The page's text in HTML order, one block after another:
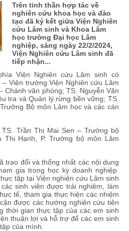
Trên tinh thần hợp tác về
nghiên cứu khoa học và đào
tạo đã ký kết giữa Viện Nghiên
cứu Lâm sinh và Khoa Lâm
học trường Đại học Lâm
nghiệp, sáng ngày 22/2/2024,
Viện Nghiên cứu Lâm sinh đã
tiếp nhận...
Viện Nghiên cứu Lâm sinh có
– Viện trưởng Viện Nghiên cứu Lâm
Chánh văn phòng; TS. Nguyễn Văn
tra và Quản lý rừng bền vững; TS.
Bộ môn Lâm học và các cán
Trần Thị Mai Sen – Trưởng bộ
Thị Hạnh, P. Trưởng bộ môn Lâm
trao đổi và thống nhất các nội dung
gia trong học kỳ doanh nghiệp.
tập tại Viện nghiên cứu Lâm sinh
sinh viên được trải nghiệm, làm
tế, tham gia thực hiện các nhiệm
được các hướng nghiên cứu tiên
thời gian thực tập của các em sinh
thuận lợi và hỗ trợ để các em sinh
của mình.